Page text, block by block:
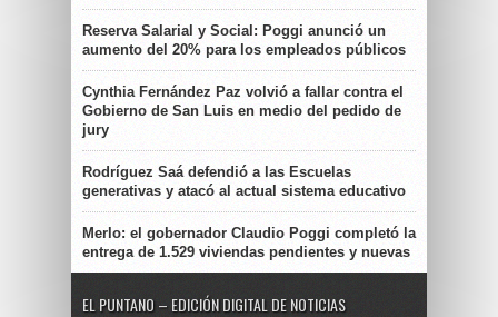
Reserva Salarial y Social: Poggi anunció un
aumento del 20% para los empleados públicos
Cynthia Fernández Paz volvió a fallar contra el
Gobierno de San Luis en medio del pedido de
jury
Rodríguez Saá defendió a las Escuelas
generativas y atacó al actual sistema educativo
Merlo: el gobernador Claudio Poggi completó la
entrega de 1.529 viviendas pendientes y nuevas
EL PUNTANO – EDICIÓN DIGITAL DE NOTICIAS